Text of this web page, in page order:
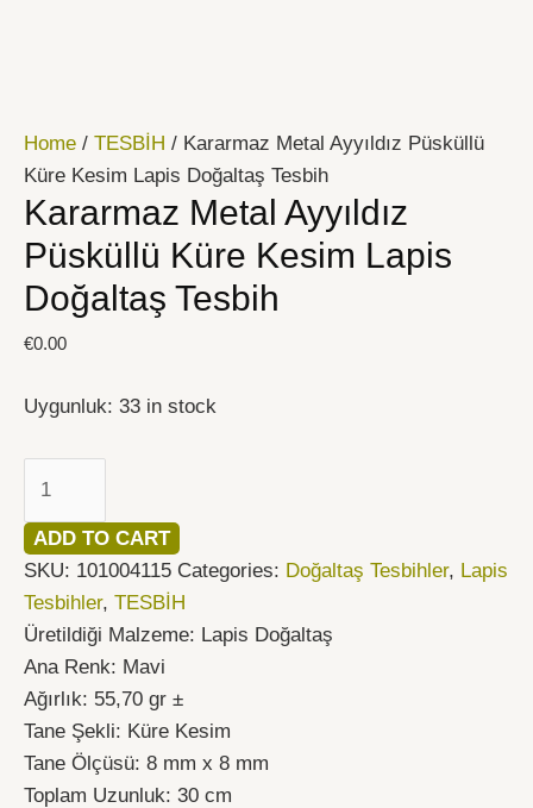
Home / TESBİH / Kararmaz Metal Ayyıldız Püsküllü
Küre Kesim Lapis Doğaltaş Tesbih
Kararmaz Metal Ayyıldız
Püsküllü Küre Kesim Lapis
Doğaltaş Tesbih
€0.00
Uygunluk: 33 in stock
Küre
Kesim
Lapis
Doğaltaş
Tesbih
quantity
ADD TO CART
SKU: 101004115 Categories: Doğaltaş Tesbihler, Lapis
Tesbihler, TESBİH
Üretildiği Malzeme: Lapis Doğaltaş
Ana Renk: Mavi
Ağırlık: 55,70 gr ±
Tane Şekli: Küre Kesim
Tane Ölçüsü: 8 mm x 8 mm
Toplam Uzunluk: 30 cm